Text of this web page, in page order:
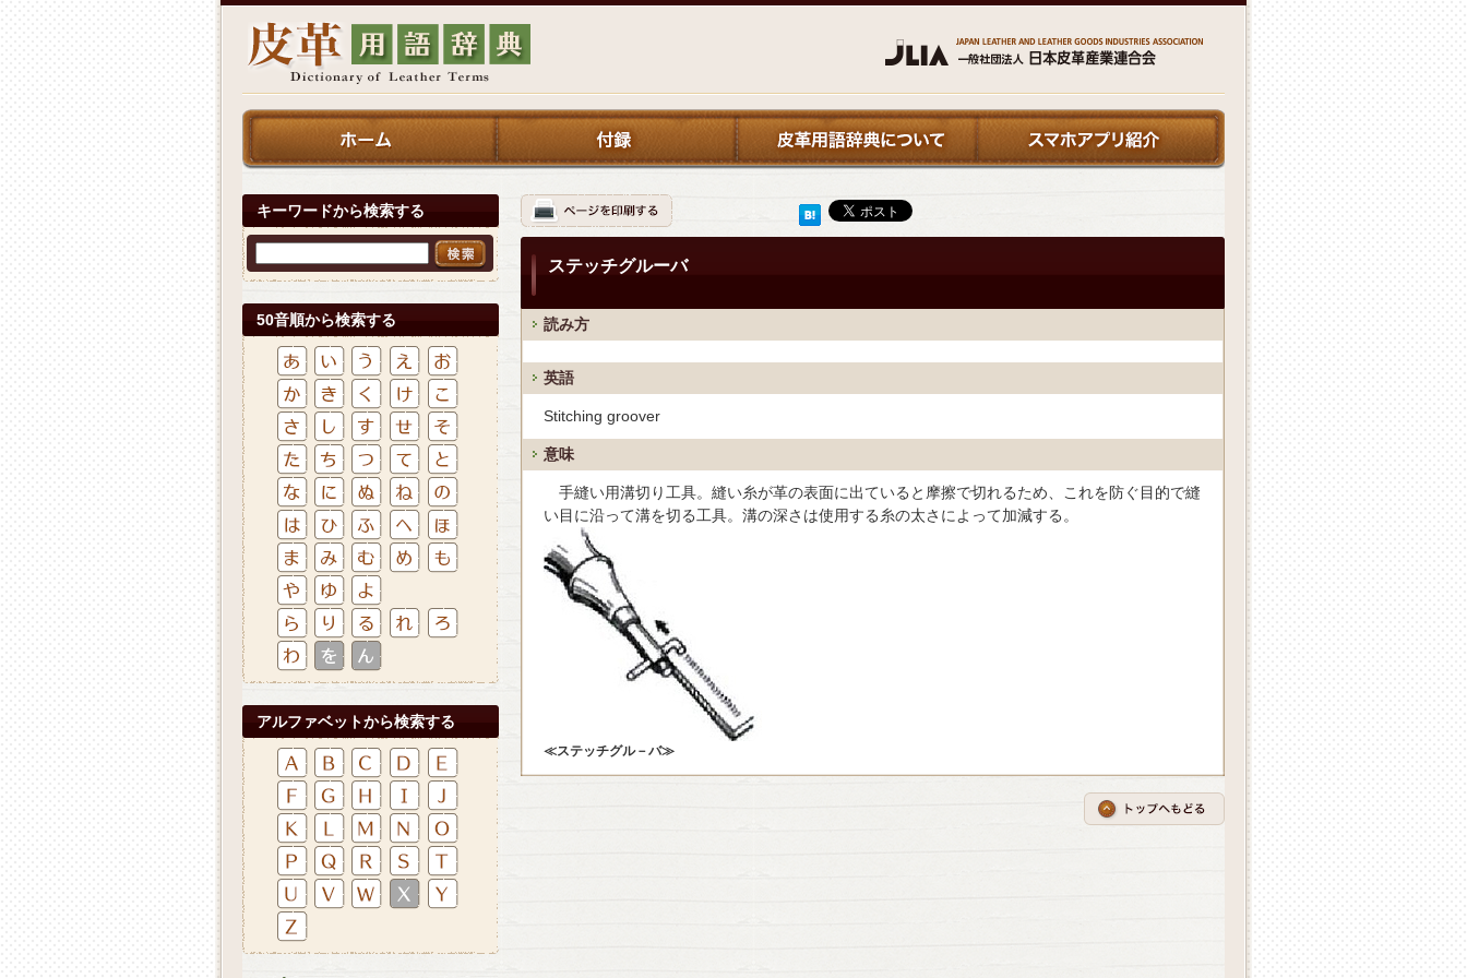
キーワードから検索する
50音順から検索する
アルファベットから検索する
ステッチグルーバ
読み方
英語
Stitching groover
意味
手縫い用溝切り工具。縫い糸が革の表面に出ていると摩擦で切れるため、これを防ぐ目的で縫
い目に沿って溝を切る工具。溝の深さは使用する糸の太さによって加減する。
≪ステッチグル－バ≫